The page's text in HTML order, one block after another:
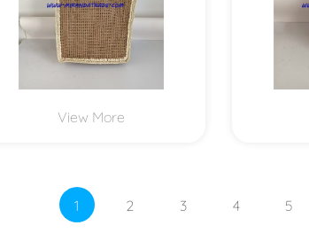
View More
1 2 3 4 5